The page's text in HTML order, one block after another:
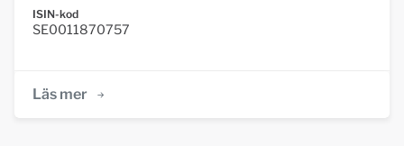
ISIN-kod
SE0011870757
Läs mer